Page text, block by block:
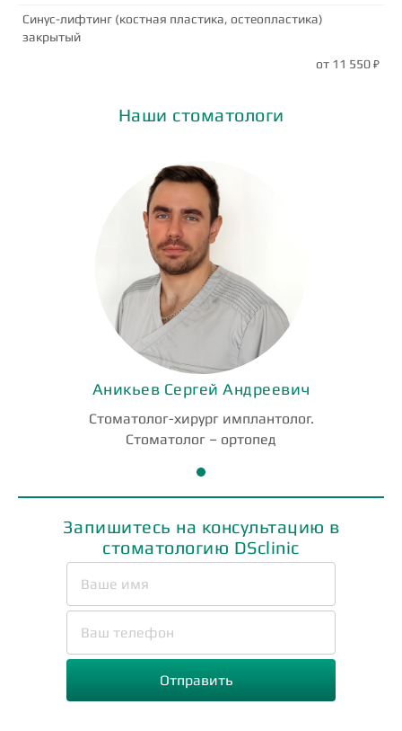
Синус-лифтинг (костная пластика, остеопластика)
закрытый
от 11 550
Наши стоматологи
Аникьев Сергей Андреевич
Стоматолог-хирург имплантолог.
Стоматолог – ортопед
Запишитесь на консультацию в
стоматологию DSclinic